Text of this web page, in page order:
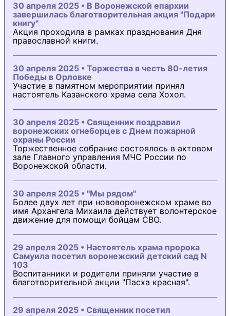
30 апреля 2025 • В Воронежской епархии
завершилась благотворительная акция "Подари
книгу"
Акция проходила в рамках празднования Дня
православной книги.
30 апреля 2025 • Торжества в честь 80-летия
Победы в Орловке
Участие в памятном мероприятии принял
настоятель Казанского храма села Хохол.
30 апреля 2025 • Священник поздравил
воронежских огнеборцев с Днем пожарной
охраны России
Торжественное собрание состоялось в актовом
зале Главного управления МЧС России по
Воронежской области.
30 апреля 2025 • "Мы рядом"
Более двух лет при нововоронежском храме во
имя Архангела Михаила действует волонтерское
движение для помощи бойцам СВО.
29 апреля 2025 • Настоятель храма пророка
Самуила посетил воронежский детский сад N
103
Воспитанники и родители приняли участие в
благотворительной акции "Пасха красная".
29 апреля 2025 • Священник посетил